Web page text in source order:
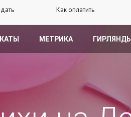
Как оплатить
МЕТРИКА ГИРЛЯНДЫ